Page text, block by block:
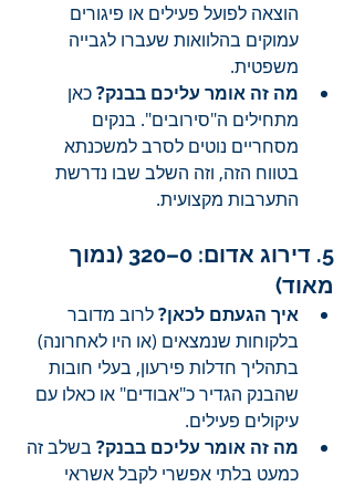
הוצאה לפועל פעילים או פיגורים
עמוקים בהלוואות שעברו לגבייה
משפטית.
מה זה אומר עליכם בבנק? כאן
מתחילים ה"סירובים". בנקים
מסחריים נוטים לסרב למשכנתא
בטווח הזה, וזה השלב שבו נדרשת
התערבות מקצועית.
5. דירוג אדום: 0–320 (נמוך
מאוד)
איך הגעתם לכאן? לרוב מדובר
בלקוחות שנמצאים (או היו לאחרונה)
בתהליך חדלות פירעון, בעלי חובות
שהבנק הגדיר כ"אבודים" או כאלו עם
עיקולים פעילים.
מה זה אומר עליכם בבנק? בשלב זה
כמעט בלתי אפשרי לקבל אשראי